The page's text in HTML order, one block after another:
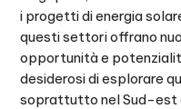
i progetti di energia
questi settori offrano
opportunità e
desiderosi di esplorare
soprattutto nel Sud-est